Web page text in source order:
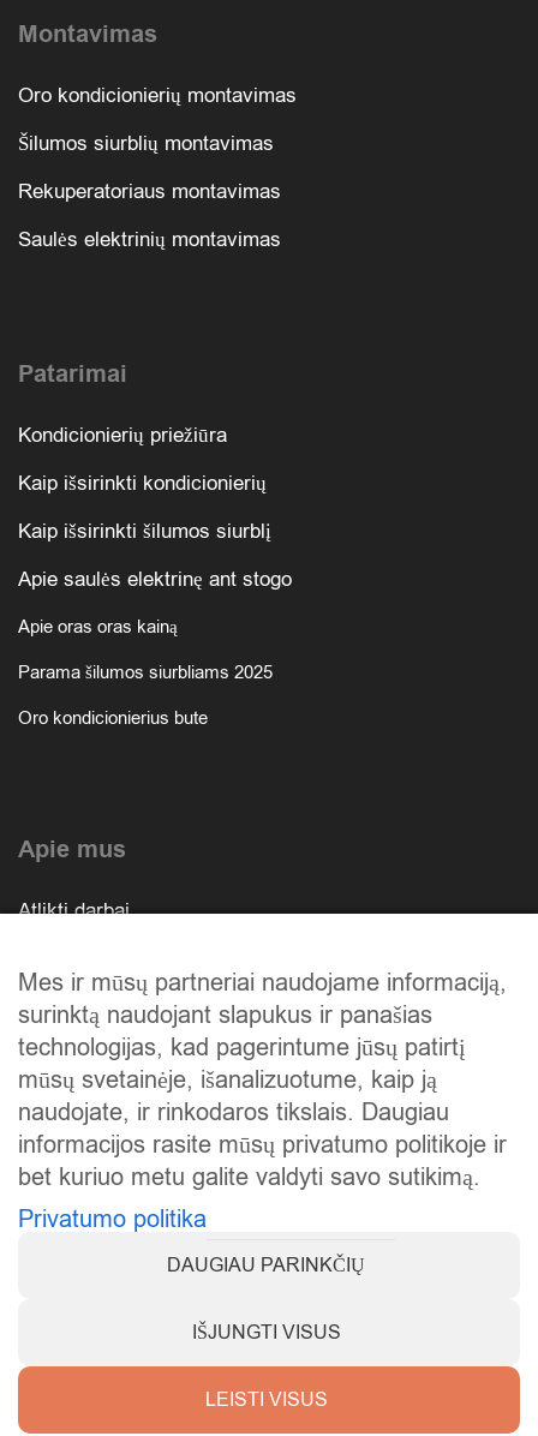
Montavimas
Oro kondicionierių montavimas
Šilumos siurblių montavimas
Rekuperatoriaus montavimas
Saulės elektrinių montavimas
Patarimai
Kondicionierių priežiūra
Kaip išsirinkti kondicionierių
Kaip išsirinkti šilumos siurblį
Apie saulės elektrinę ant stogo
Apie oras oras kainą
Parama šilumos siurbliams 2025
Oro kondicionierius bute
Apie mus
Atlikti darbai
Privatumo politika
Slapukų politika
Atsiskaitymas
Prekių grąžinimas
Visos teisės saugomos © 2025KarstiVejai.lt.
Mes ir mūsų partneriai naudojame informaciją,
surinktą naudojant slapukus ir panašias
technologijas, kad pagerintume jūsų patirtį
mūsų svetainėje, išanalizuotume, kaip ją
naudojate, ir rinkodaros tikslais. Daugiau
informacijos rasite mūsų privatumo politikoje ir
bet kuriuo metu galite valdyti savo sutikimą.
Privatumo politika
DAUGIAU PARINKČIŲ
IŠJUNGTI VISUS
LEISTI VISUS